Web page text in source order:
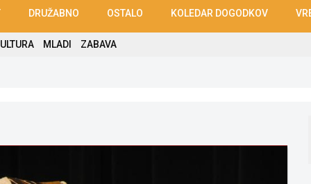
DRUŽABNO OSTALO KOLEDAR DOGODKOV
MLADI ZABAVA